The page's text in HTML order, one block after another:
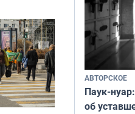
АВТОРСКОЕ
Паук-
об